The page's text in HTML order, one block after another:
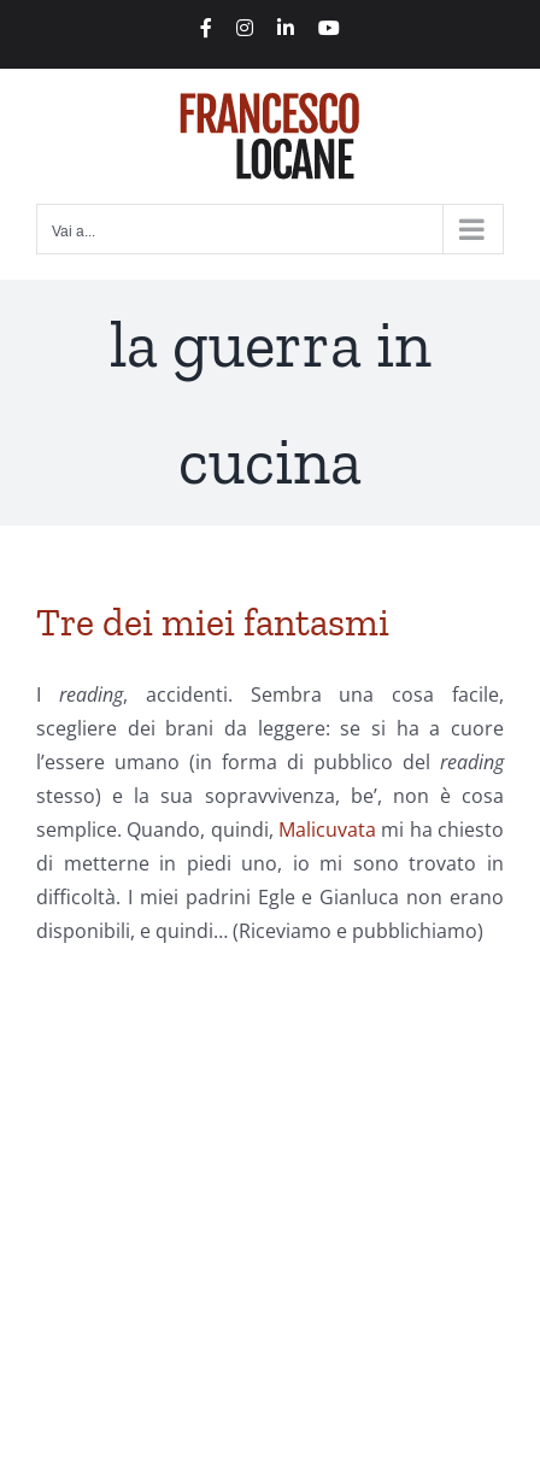
FacebookInstagram
LinkedInYouTube
Vai a...
la guerra in
cucina
Tre dei miei fantasmi
I reading, accidenti. Sembra una cosa facile,
scegliere dei brani da leggere: se si ha a cuore
l’essere umano (in forma di pubblico del reading
stesso) e la sua sopravvivenza, be’, non è cosa
semplice. Quando, quindi, Malicuvata mi ha chiesto
di metterne in piedi uno, io mi sono trovato in
difficoltà. I miei padrini Egle e Gianluca non erano
disponibili, e quindi… (Riceviamo e pubblichiamo)